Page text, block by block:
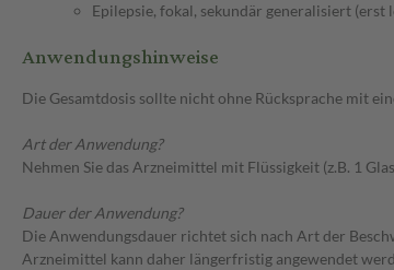
Epilepsie, fokal, sekundär generalisiert (erst
Anwendungshinweise
Die Gesamtdosis sollte nicht ohne Rücksprache mit
Art der Anwendung?
Nehmen Sie das Arzneimittel mit Flüssigkeit (z.B. 1
Dauer der Anwendung?
Die Anwendungsdauer richtet sich nach Art der
Arzneimittel kann daher längerfristig angewendet